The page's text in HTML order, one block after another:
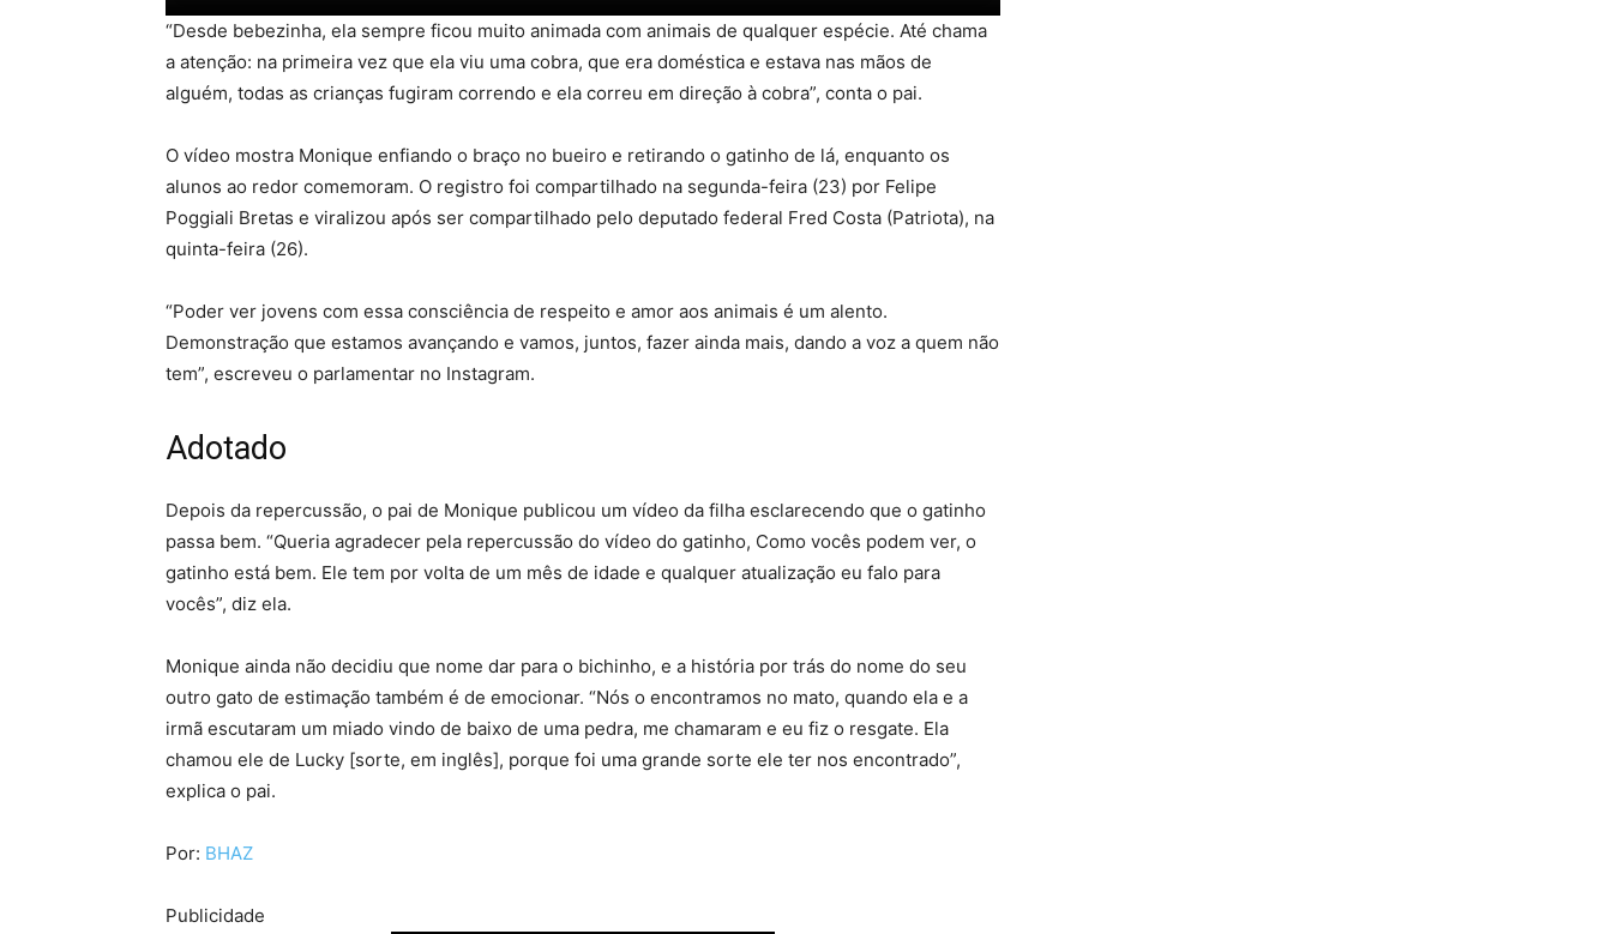
“Desde bebezinha, ela sempre ficou muito animada com animais de qualquer espécie. Até chama
a atenção: na primeira vez que ela viu uma cobra, que era doméstica e estava nas mãos de
alguém, todas as crianças fugiram correndo e ela correu em direção à cobra”, conta o pai.
O vídeo mostra Monique enfiando o braço no bueiro e retirando o gatinho de lá, enquanto os
alunos ao redor comemoram. O registro foi compartilhado na segunda-feira (23) por Felipe
Poggiali Bretas e viralizou após ser compartilhado pelo deputado federal Fred Costa (Patriota), na
quinta-feira (26).
“Poder ver jovens com essa consciência de respeito e amor aos animais é um alento.
Demonstração que estamos avançando e vamos, juntos, fazer ainda mais, dando a voz a quem não
tem”, escreveu o parlamentar no Instagram.
Adotado
Depois da repercussão, o pai de Monique publicou um vídeo da filha esclarecendo que o gatinho
passa bem. “Queria agradecer pela repercussão do vídeo do gatinho, Como vocês podem ver, o
gatinho está bem. Ele tem por volta de um mês de idade e qualquer atualização eu falo para
vocês”, diz ela.
Monique ainda não decidiu que nome dar para o bichinho, e a história por trás do nome do seu
outro gato de estimação também é de emocionar. “Nós o encontramos no mato, quando ela e a
irmã escutaram um miado vindo de baixo de uma pedra, me chamaram e eu fiz o resgate. Ela
chamou ele de Lucky [sorte, em inglês], porque foi uma grande sorte ele ter nos encontrado”,
explica o pai.
Por: BHAZ
Publicidade